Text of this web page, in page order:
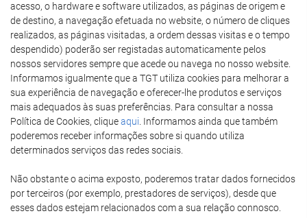
acesso, o hardware e software utilizados, as páginas de origem e
de destino, a navegação efetuada no website, o número de cliques
realizados, as páginas visitadas, a ordem dessas visitas e o tempo
despendido) poderão ser registadas automaticamente pelos
nossos servidores sempre que acede ou navega no nosso website.
Informamos igualmente que a TGT utiliza cookies para melhorar a
sua experiência de navegação e oferecer-lhe produtos e serviços
mais adequados às suas preferências. Para consultar a nossa
Política de Cookies, cliqueaqui . Informamos ainda que também
poderemos receber informações sobre si quando utiliza
determinados serviços das redes sociais.
Não obstante o acima exposto, poderemos tratar dados fornecidos
por terceiros (por exemplo, prestadores de serviços), desde que
esses dados estejam relacionados com a sua relação connosco.